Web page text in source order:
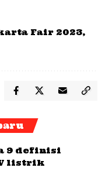
Fair 2023
9 definisi
listrik